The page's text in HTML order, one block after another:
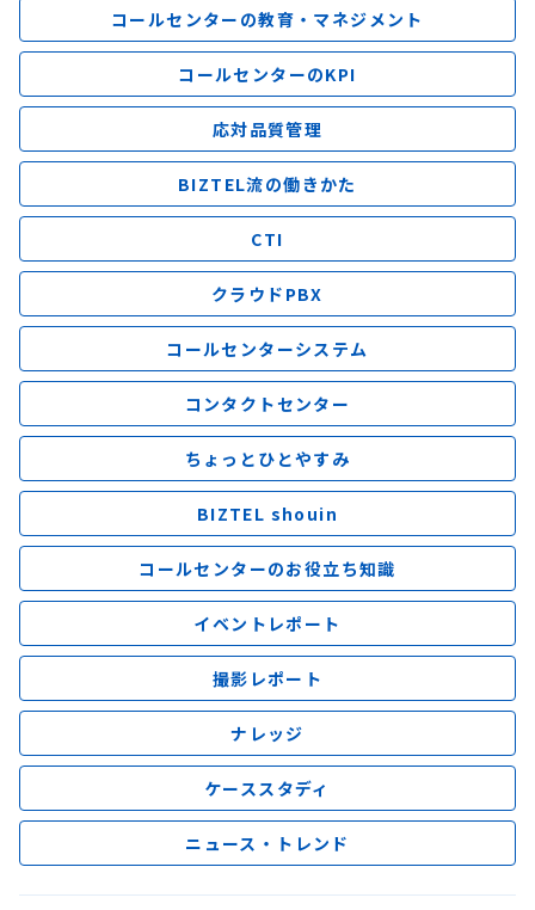
コールセンターの教育・マネジメント
コールセンターのKPI
応対品質管理
BIZTEL流の働きかた
CTI
クラウドPBX
コールセンターシステム
コンタクトセンター
ちょっとひとやすみ
BIZTEL shouin
コールセンターのお役立ち知識
イベントレポート
撮影レポート
ナレッジ
ケーススタディ
ニュース・トレンド